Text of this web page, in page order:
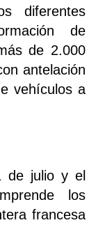
diferentes
de
de 2.000
antelación
vehículos a
de julio y el
los
francesa